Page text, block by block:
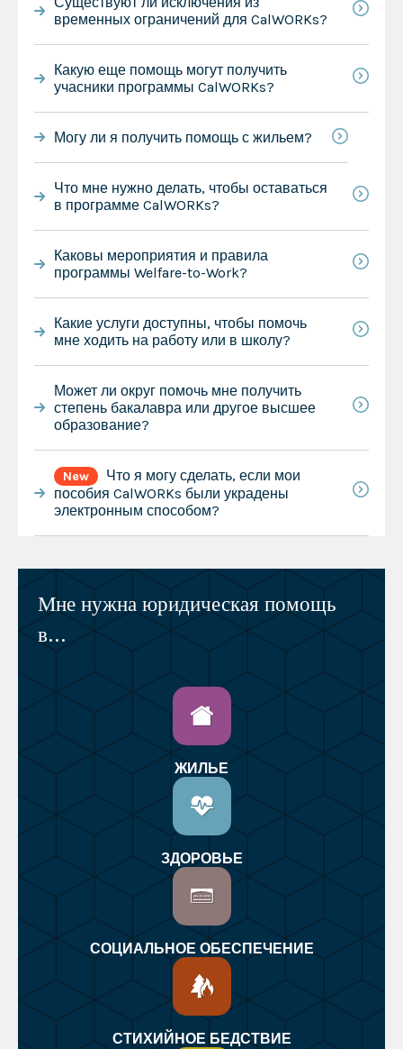
временных ограничений для CalWORKs?
Какую еще помощь могут получить
учасники программы CalWORKs?
Могу ли я получить помощь с жильем?
Что мне нужно делать, чтобы оставаться
в программе CalWORKs?
Каковы мероприятия и правила
программы Welfare-to-Work?
Какие услуги доступны, чтобы помочь
мне ходить на работу или в школу?
Может ли округ помочь мне получить
степень бакалавра или другое высшее
образование?
New
Что я могу сделать, если мои
пособия CalWORKs были украдены
электронным способом?
Мне нужна юридическая помощь
в...
ЖИЛЬЕ
ЗДОРОВЬЕ
СОЦИАЛЬНОЕ ОБЕСПЕЧЕНИЕ
СТИХИЙНОЕ БЕДСТВИЕ